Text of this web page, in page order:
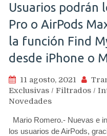
Usuarios podrán
Pro o AirPods
la función Find
desde iPhone o
11 agosto, 2021
Exclusivas / Filtrados /
Novedades
Mario Romero.- Nuevas e
los usuarios de AirPods,